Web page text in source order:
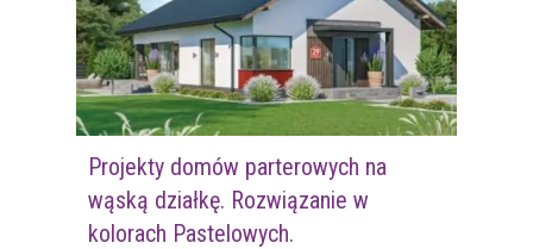
Projekty domów parterowych na
wąską działkę. Rozwiązanie w
kolorach Pastelowych.